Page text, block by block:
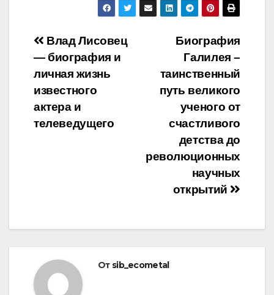
Навигация
по
записям
Биография
Галилея –
таинственный
путь великого
ученого от
счастливого
детства до
революционных
научных
открытий
Влад Лисовец
— биография и
личная жизнь
известного
актера и
телеведущего
От sib_ecometal